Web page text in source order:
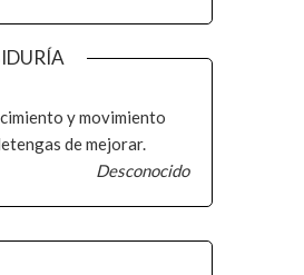
y movimiento
de mejorar.
Desconocido